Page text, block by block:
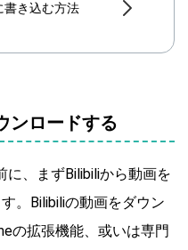
書き込む方法
ンロードする
に、まずBilibiliから動画を
。Bilibiliの動画をダウン
の拡張機能、或いは専門